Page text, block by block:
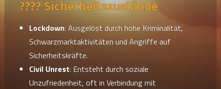
????️ Sicherheitszustände
Lockdown: Ausgelöst durch hohe Kriminalität,
Schwarzmarktaktivitäten und Angriffe auf
Sicherheitskräfte.
Civil Unrest: Entsteht durch soziale
Unzufriedenheit, oft in Verbindung mit